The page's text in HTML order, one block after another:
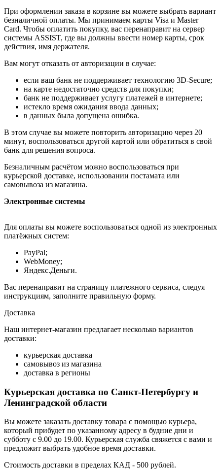
При оформлении заказа в корзине вы можете выбрать вариант
безналичной оплаты. Мы принимаем карты Visa и Master
Card. Чтобы оплатить покупку, вас перенаправит на сервер
системы ASSIST, где вы должны ввести номер карты, срок
действия, имя держателя.
Вам могут отказать от авторизации в случае:
если ваш банк не поддерживает технологию 3D-Secure;
на карте недостаточно средств для покупки;
банк не поддерживает услугу платежей в интернете;
истекло время ожидания ввода данных;
в данных была допущена ошибка.
В этом случае вы можете повторить авторизацию через 20
минут, воспользоваться другой картой или обратиться в свой
банк для решения вопроса.
Безналичным расчётом можно воспользоваться при
курьерской доставке, использовании постамата или
самовывоза из магазина.
Электронные системы
Для оплаты вы можете воспользоваться одной из электронных
платёжных систем:
PayPal;
WebMoney;
Яндекс.Деньги.
Вас перенаправит на страницу платежного сервиса, следуя
инструкциям, заполните правильную форму.
Доставка
Наш интернет-магазин предлагает несколько вариантов
доставки:
курьерская доставка
самовывоз из магазина
доставка в регионы
Курьерская доставка по Санкт-Петербургу и
Ленинградской области
Вы можете заказать доставку товара с помощью курьера,
который прибудет по указанному адресу в будние дни и
субботу с 9.00 до 19.00. Курьерская служба свяжется с вами и
предложит выбрать удобное время доставки.
Стоимость доставки в пределах КАД - 500 рублей.